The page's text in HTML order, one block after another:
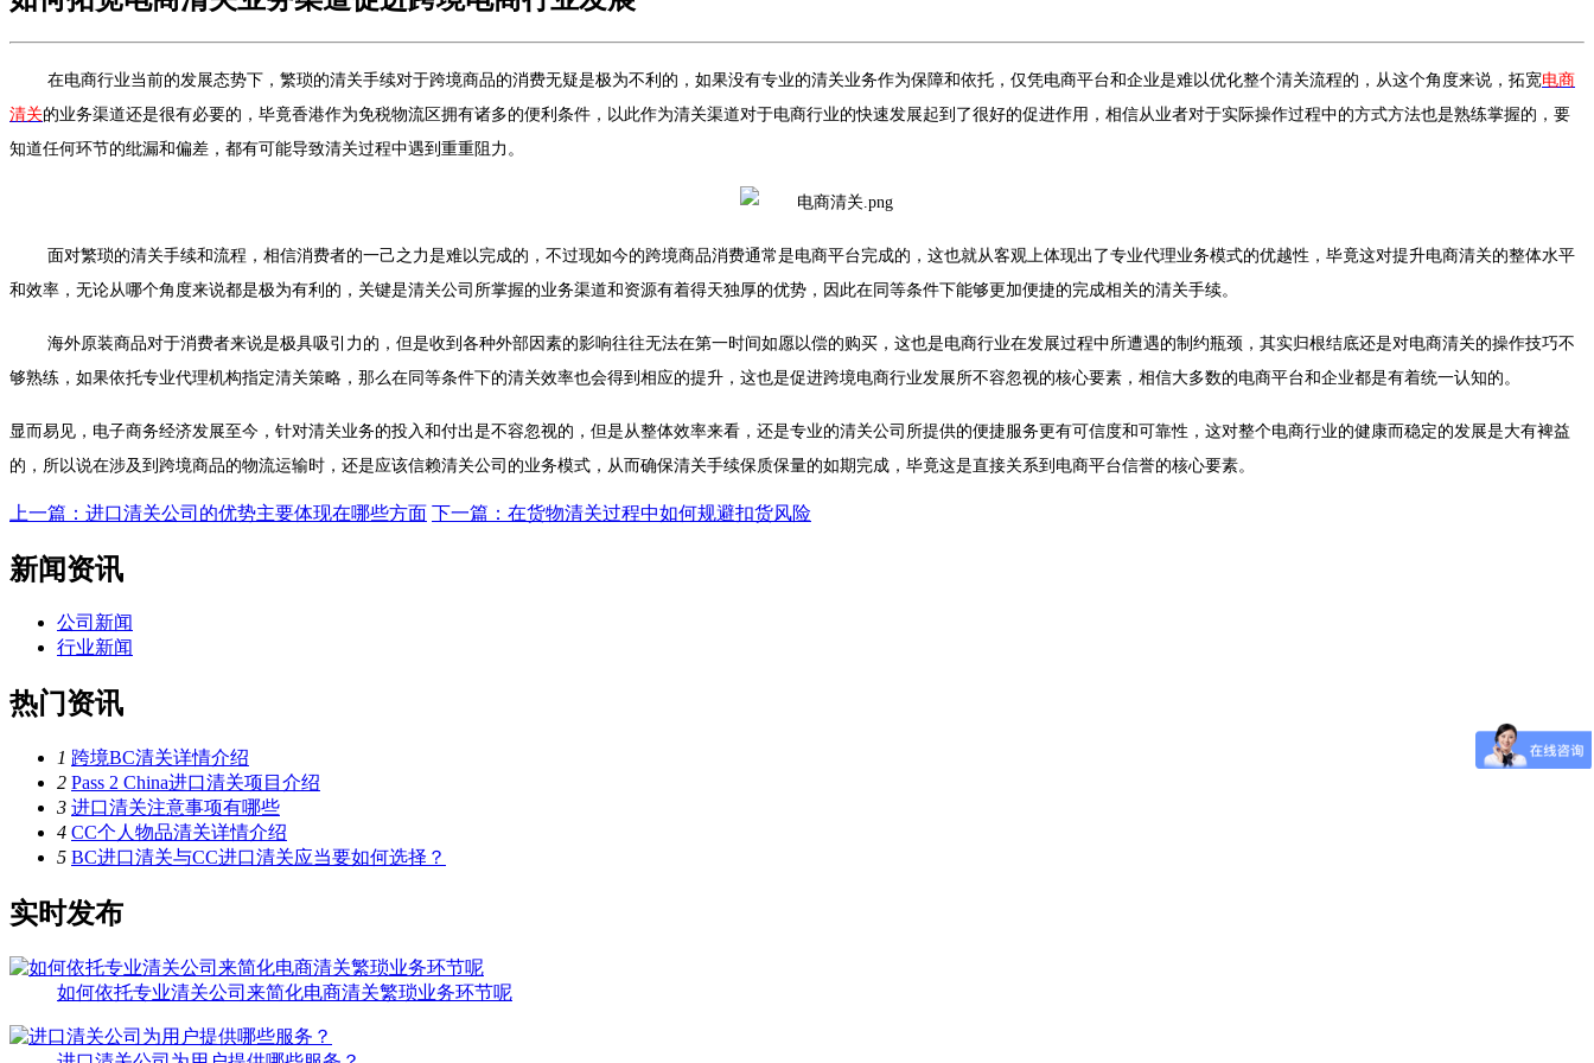
在电商行业当前的发展态势下，繁琐的清关手续对于跨境商品的消费无疑是极为不利的，如果没有专业的清关业务作为保障和依托，仅凭电商平台和企业是难以优化整个清关流程的，从这个角度来说，拓宽电商
清关的业务渠道还是很有必要的，毕竟香港作为免税物流区拥有诸多的便利条件，以此作为清关渠道对于电商行业的快速发展起到了很好的促进作用，相信从业者对于实际操作过程中的方式方法也是熟练掌握的，要
知道任何环节的纰漏和偏差，都有可能导致清关过程中遇到重重阻力。
面对繁琐的清关手续和流程，相信消费者的一己之力是难以完成的，不过现如今的跨境商品消费通常是电商平台完成的，这也就从客观上体现出了专业代理业务模式的优越性，毕竟这对提升电商清关的整体水平
和效率，无论从哪个角度来说都是极为有利的，关键是清关公司所掌握的业务渠道和资源有着得天独厚的优势，因此在同等条件下能够更加便捷的完成相关的清关手续。
海外原装商品对于消费者来说是极具吸引力的，但是收到各种外部因素的影响往往无法在第一时间如愿以偿的购买，这也是电商行业在发展过程中所遭遇的制约瓶颈，其实归根结底还是对电商清关的操作技巧不
够熟练，如果依托专业代理机构指定清关策略，那么在同等条件下的清关效率也会得到相应的提升，这也是促进跨境电商行业发展所不容忽视的核心要素，相信大多数的电商平台和企业都是有着统一认知的。
显而易见，电子商务经济发展至今，针对清关业务的投入和付出是不容忽视的，但是从整体效率来看，还是专业的清关公司所提供的便捷服务更有可信度和可靠性，这对整个电商行业的健康而稳定的发展是大有裨益
的，所以说在涉及到跨境商品的物流运输时，还是应该信赖清关公司的业务模式，从而确保清关手续保质保量的如期完成，毕竟这是直接关系到电商平台信誉的核心要素。
上一篇：进口清关公司的优势主要体现在哪些方面 下一篇：在货物清关过程中如何规避扣货风险
新闻资讯
公司新闻
行业新闻
热门资讯
1 跨境BC清关详情介绍
2 Pass 2 China进口清关项目介绍
3 进口清关注意事项有哪些
4 CC个人物品清关详情介绍
5 BC进口清关与CC进口清关应当要如何选择？
实时发布
如何依托专业清关公司来简化电商清关繁琐业务环节呢